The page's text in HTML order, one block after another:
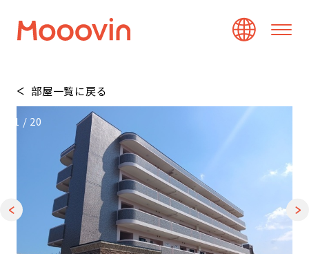
部屋一覧に戻る
1 / 20